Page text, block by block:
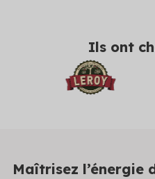
Agriculture
Copropriété
Particuliers
Ils ont
Maîtrisez